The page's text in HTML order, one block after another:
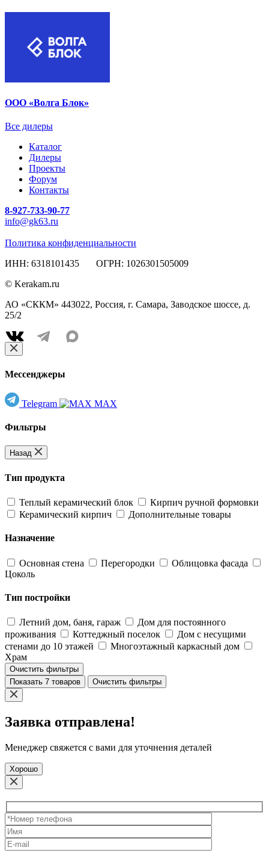
ООО «Волга Блок»
Все дилеры
Каталог
Дилеры
Проекты
Форум
Контакты
8-927-733-90-77
info@gk63.ru
Политика конфиденциальности
ИНН: 6318101435 ОГРН: 1026301505009
© Kerakam.ru
АО «СККМ» 443022, Россия, г. Самара, Заводское шоссе, д.
25/2
Мессенджеры
Telegram MAX
Фильтры
Назад
Тип продукта
Теплый керамический блок
Кирпич ручной формовки
Керамический кирпич
Дополнительные товары
Назначение
Основная стена Перегородки
Облицовка фасада
Цоколь
Тип постройки
Летний дом, баня, гараж
Дом для постоянного
проживания
Коттеджный поселок
Дом с несущими
стенами до 10 этажей
Многоэтажный каркасный дом
Храм
Очистить фильтры
Показать 7 товаров
Очистить фильтры
Заявка отправлена!
Менеджер свяжется с вами для уточнения деталей
Хорошо